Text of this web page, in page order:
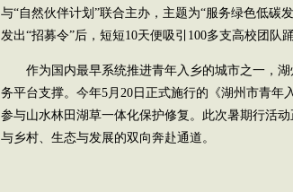
与“自然伙伴计划”联合主办，主题为“服务绿色低碳
发出“招募令”后，短短10天便吸引100多支高校团队踊
作为国内最早系统推进青年入乡的城市之一，湖
务平台支撑。今年5月20日正式施行的《湖州市青年
参与山水林田湖草一体化保护修复。此次暑期行活
与乡村、生态与发展的双向奔赴通道。